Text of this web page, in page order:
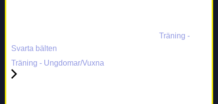
Träning -
Svarta bälten
Träning - Ungdomar/Vuxna